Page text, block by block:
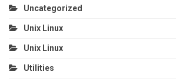
Uncategorized
Unix Linux
Unix Linux
Utilities